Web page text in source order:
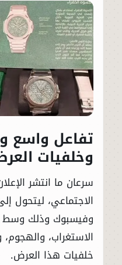
تفاعل واسع
وخلفيات
سرعان ما انتشر
الاجتماعي، ليتحول
وفيسبوك وذلك وسط
الاستغراب،
خلفيات هذا العرض.